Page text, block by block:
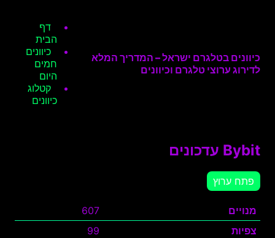
כיוונים בטלגרם ישראל – המדריך המלא
לדירוג ערוצי טלגרם וכיוונים
דף
הבית
כיוונים
חמים
היום
קטלוג
כיוונים
Bybit עדכונים
פתח ערוץ
מנויים
607
צפיות
99